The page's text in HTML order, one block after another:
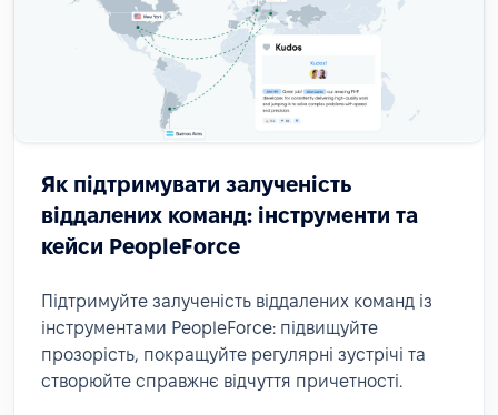
Як підтримувати залученість
віддалених команд: інструменти та
кейси PeopleForce
Підтримуйте залученість віддалених команд із
інструментами PeopleForce: підвищуйте
прозорість, покращуйте регулярні зустрічі та
створюйте справжнє відчуття причетності.